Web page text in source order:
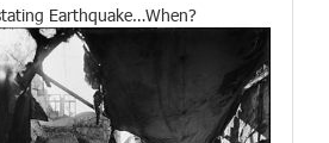
Earthquake…When?